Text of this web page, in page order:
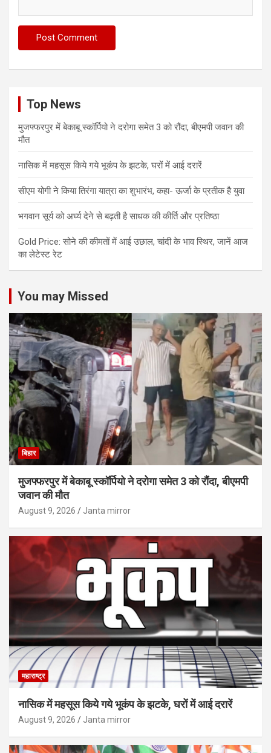
Top News
मुजफ्फरपुर में बेकाबू स्कॉर्पियो ने दरोगा समेत 3 को रौंदा, बीएमपी जवान की
मौत
नासिक में महसूस किये गये भूकंप के झटके, घरों में आई दरारें
सीएम योगी ने किया तिरंगा यात्रा का शुभारंभ, कहा- ऊर्जा के प्रतीक है युवा
भगवान सूर्य को अर्घ्य देने से बढ़ती है साधक की कीर्ति और प्रतिष्ठा
Gold Price: सोने की कीमतों में आई उछाल, चांदी के भाव स्थिर, जानें आज
का लेटेस्ट रेट
You may Missed
बिहार
मुजफ्फरपुर में बेकाबू स्कॉर्पियो ने दरोगा समेत 3 को रौंदा, बीएमपी
जवान की मौत
August 9, 2026 Janta mirror
महाराष्ट्र
नासिक में महसूस किये गये भूकंप के झटके, घरों में आई दरारें
August 9, 2026 Janta mirror